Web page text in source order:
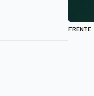
FRENTE